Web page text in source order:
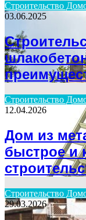
Строительство
03.06.2025
Строительство
12.04.2026
Дом из
быстрое и
Строительство
29.03.2026